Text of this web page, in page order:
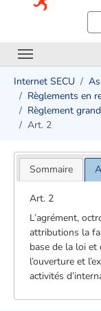
Internet SECU
Règlements en
Règlement
Art. 2
Sommaire
Art. 2
L’agrément,
attributions la
base de la loi et
l’ouverture et
activités